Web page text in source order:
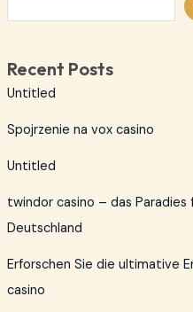
Recent Posts
Untitled
Spojrzenie na vox casino
Untitled
twindor casino – das Paradies
Deutschland
Erforschen Sie die ultimative
casino